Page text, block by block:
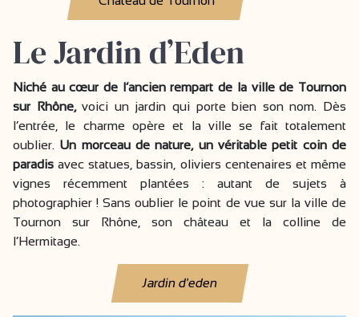
Le Jardin d’Eden
Niché au cœur de l’ancien rempart de la ville de Tournon
sur Rhône,voici un jardin qui porte bien son nom. Dès
l’entrée, le charme opère et la ville se fait totalement
oublier. Un morceau de nature, un véritable petit coin de
paradis avec statues, bassin, oliviers centenaires et même
vignes récemment plantées : autant de sujets à
photographier ! Sans oublier le point de vue sur la ville de
Tournon sur Rhône, son château et la colline de
l’Hermitage.
Jardin d'eden